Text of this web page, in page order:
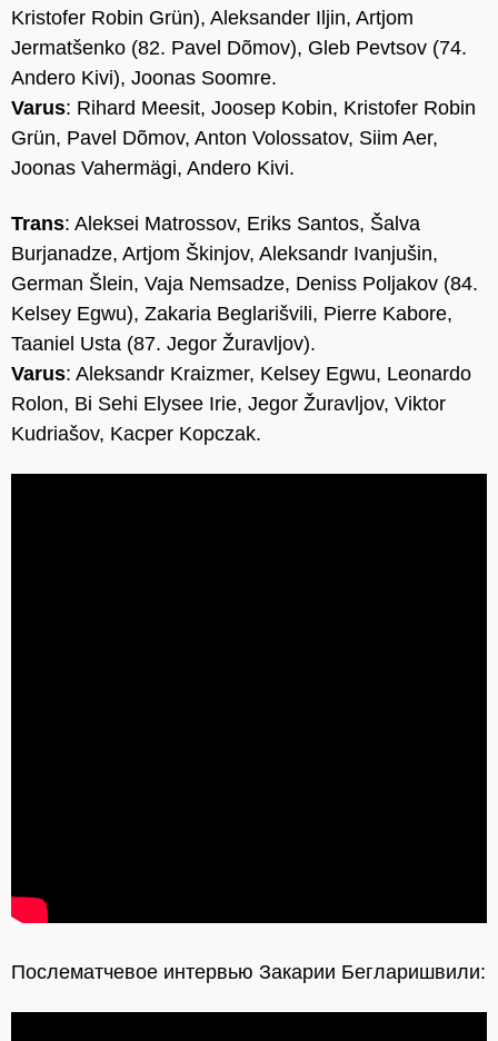
Kristofer Robin Grün), Aleksander Iljin, Artjom
Jermatšenko (82. Pavel Dõmov), Gleb Pevtsov (74.
Andero Kivi), Joonas Soomre.
Varus: Rihard Meesit, Joosep Kobin, Kristofer Robin
Grün, Pavel Dõmov, Anton Volossatov, Siim Aer,
Joonas Vahermägi, Andero Kivi.
Trans: Aleksei Matrossov, Eriks Santos, Šalva
Burjanadze, Artjom Škinjov, Aleksandr Ivanjušin,
German Šlein, Vaja Nemsadze, Deniss Poljakov (84.
Kelsey Egwu), Zakaria Beglarišvili, Pierre Kabore,
Taaniel Usta (87. Jegor Žuravljov).
Varus: Aleksandr Kraizmer, Kelsey Egwu, Leonardo
Rolon, Bi Sehi Elysee Irie, Jegor Žuravljov, Viktor
Kudriašov, Kacper Kopczak.
Послематчевое интервью Закарии Бегларишвили: